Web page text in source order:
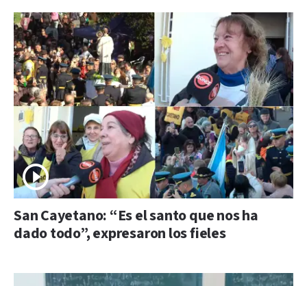
San Cayetano: “Es el santo que nos ha
dado todo”, expresaron los fieles